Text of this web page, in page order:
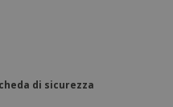
di sicurezza